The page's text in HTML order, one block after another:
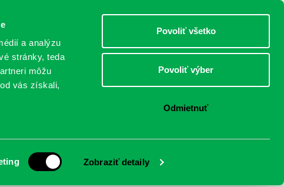
a analýzu
stránky, teda
môžu
vás získali,
Zobraziť detaily
Povoliť všetko
Povoliť výber
Odmietnuť
DOSPELÍ